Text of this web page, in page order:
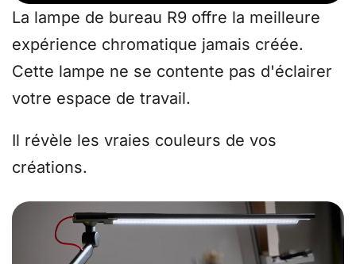
La lampe de bureau R9 offre la meilleure
expérience chromatique jamais créée.
Cette lampe ne se contente pas d'éclairer
votre espace de travail.
Il révèle les vraies couleurs de vos
créations.